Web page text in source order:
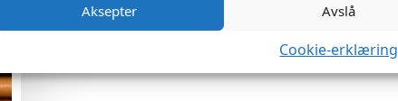
Aksepter Avslå
Cookie-erklæring